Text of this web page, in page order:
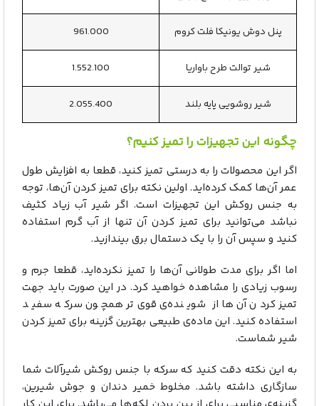
پنل دوش یونیکا فلت کروم 961.000
شیر توالت طرح باواریا 1.552.100
شیر روشویی پایه بلند 2.055.400
چگونه این تجهیزات را تمیز کنیم؟
اگر این محصولات را به درستی تمیز کنید، قطعا به افزایش طول
عمر آن‌ها کمک کرده‌اید. اولین نکته برای تمیز کردن آن‌ها، توجه
به جنس روکش این تجهیزات است. اگر شیر آب زیاد کثیف
نباشد می‌توانید برای تمیز کردن آن تنها از آب گرم استفاده
کنید و سپس آن را با یک دستمال برق بیندازید.
اما اگر برای مدت طولانی آن‌ها را تمیز نکرده‌اید، قطعا جرم و
رسوب زیادی را مشاهده خواهید کرد. در این صورت باید جهت
تمیز کردن آن‌ها از شوینده‌ی قوی‌تر همچون سرکه سفید
استفاده کنید. این ماده‌ی طبیعی بهترین گزینه برای تمیز کردن
شیر شماست.
به این نکته دقت کنید که سرکه با جنس روکش شیرآلات شما
سازگاری داشته باشد. مخلوط خمیر دندان و جوش شیرین،